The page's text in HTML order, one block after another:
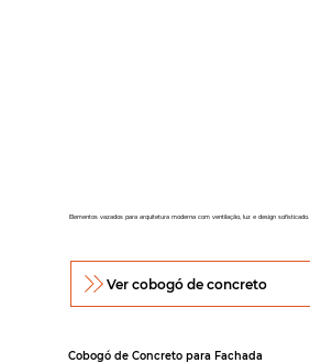
Elementos vazados para arquitetura moderna com ventilação, luz e design sofisticado.
Ver cobogó de concreto
Cobogó de Concreto para Fachada